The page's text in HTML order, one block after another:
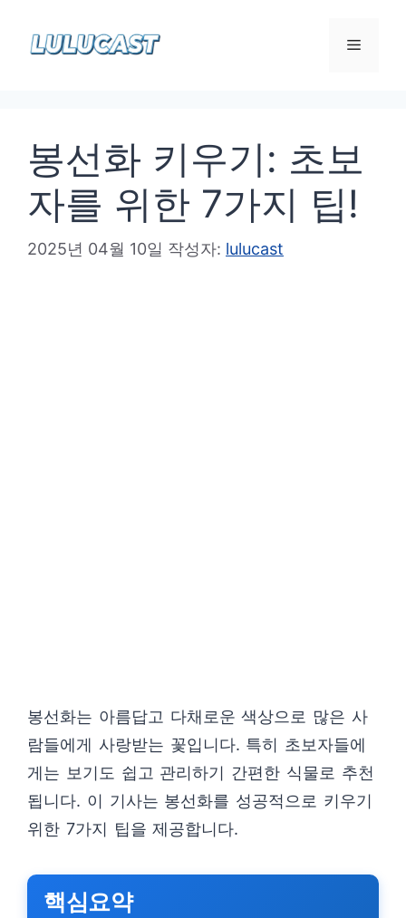
메
봉선화 키우기: 초보
자를 위한 7가지 팁!
2025년 04월 10일 작성자: lulucast
봉선화는 아름답고 다채로운 색상으로 많은 사
람들에게 사랑받는 꽃입니다. 특히 초보자들에
게는 보기도 쉽고 관리하기 간편한 식물로 추천
됩니다. 이 기사는 봉선화를 성공적으로 키우기
위한 7가지 팁을 제공합니다.
핵심요약